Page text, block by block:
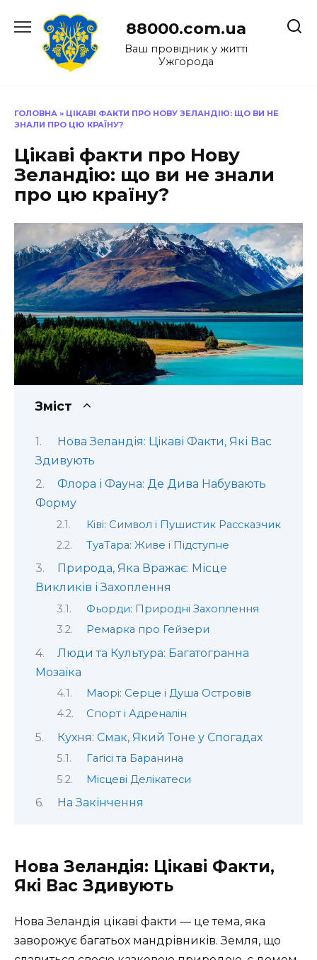
до
88000.com.ua
Ваш провідник у житті
Ужгорода
ГОЛОВНА » ЦІКАВІ ФАКТИ ПРО НОВУ ЗЕЛАНДІЮ: ЩО ВИ НЕ
ЗНАЛИ ПРО ЦЮ КРАЇНУ?
Цікаві факти про Нову
Зеландію: що ви не знали
про цю країну?
Зміст
Нова Зеландія: Цікаві Факти, Які Вас
Здивують
Флора і Фауна: Де Дива Набувають
Форму
Ківі: Символ і Пушистик Рассказчик
ТуаТара: Живе і Підступне
Природа, Яка Вражає: Місце
Викликів і Захоплення
Фьорди: Природні Захоплення
Ремарка про Гейзери
Люди та Культура: Багатогранна
Мозаїка
Маорі: Серце і Душа Островів
Спорт і Адреналін
Кухня: Смак, Який Тоне у Спогадах
Гаґісі та Баранина
Місцеві Делікатеси
На Закінчення
Нова Зеландія: Цікаві Факти,
Які Вас Здивують
Нова Зеландія цікаві факти — це тема, яка
заворожує багатьох мандрівників. Земля, що